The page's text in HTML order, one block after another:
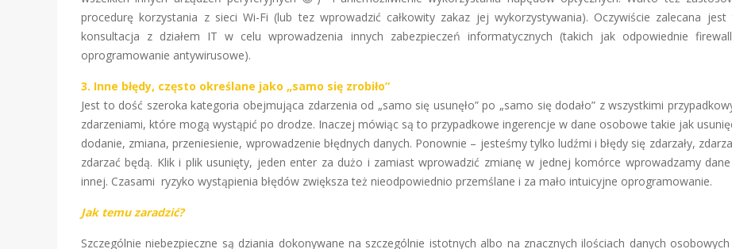
procedurę korzystania z sieci Wi-Fi (lub tez wprowadzić całkowity zakaz jej wykorzystywania). Oczywiście zalecana jest
konsultacja z działem IT w celu wprowadzenia innych zabezpieczeń informatycznych (takich jak odpowiednie
oprogramowanie antywirusowe).
3. Inne błędy, często określane jako „samo się zrobiło”
Jest to dość szeroka kategoria obejmująca zdarzenia od „samo się usunęło” po „samo się dodało” z wszystkimi
zdarzeniami, które mogą wystąpić po drodze. Inaczej mówiąc są to przypadkowe ingerencje w dane osobowe takie jak
dodanie, zmiana, przeniesienie, wprowadzenie błędnych danych. Ponownie – jesteśmy tylko ludźmi i błędy się zdarzały,
zdarzać będą. Klik i plik usunięty, jeden enter za dużo i zamiast wprowadzić zmianę w jednej komórce wprowadzamy
innej. Czasami ryzyko wystąpienia błędów zwiększa też nieodpowiednio przemślane i za mało intuicyjne oprogramowanie.
Jak temu zaradzić?
Szczególnie niebezpieczne są dziania dokonywane na szczególnie istotnych albo na znacznych ilościach danych